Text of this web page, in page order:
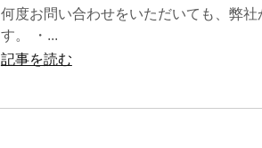
何度お問い合わせをいただいても、弊
す。 ・...
記事を読む